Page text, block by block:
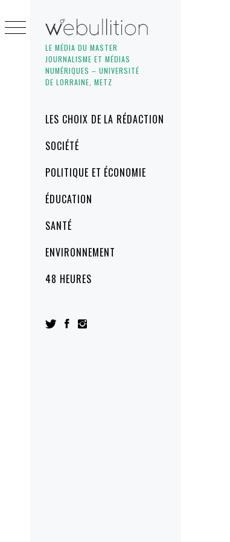
LE MÉDIA DU MASTER
JOURNALISME ET MÉDIAS
NUMÉRIQUES – UNIVERSITÉ
DE LORRAINE, METZ
MenuLES CHOIX DE LA RÉDACTION
SOCIÉTÉ
POLITIQUE ET ÉCONOMIE
ÉDUCATION
SANTÉ
ENVIRONNEMENT
48 HEURES
to
content